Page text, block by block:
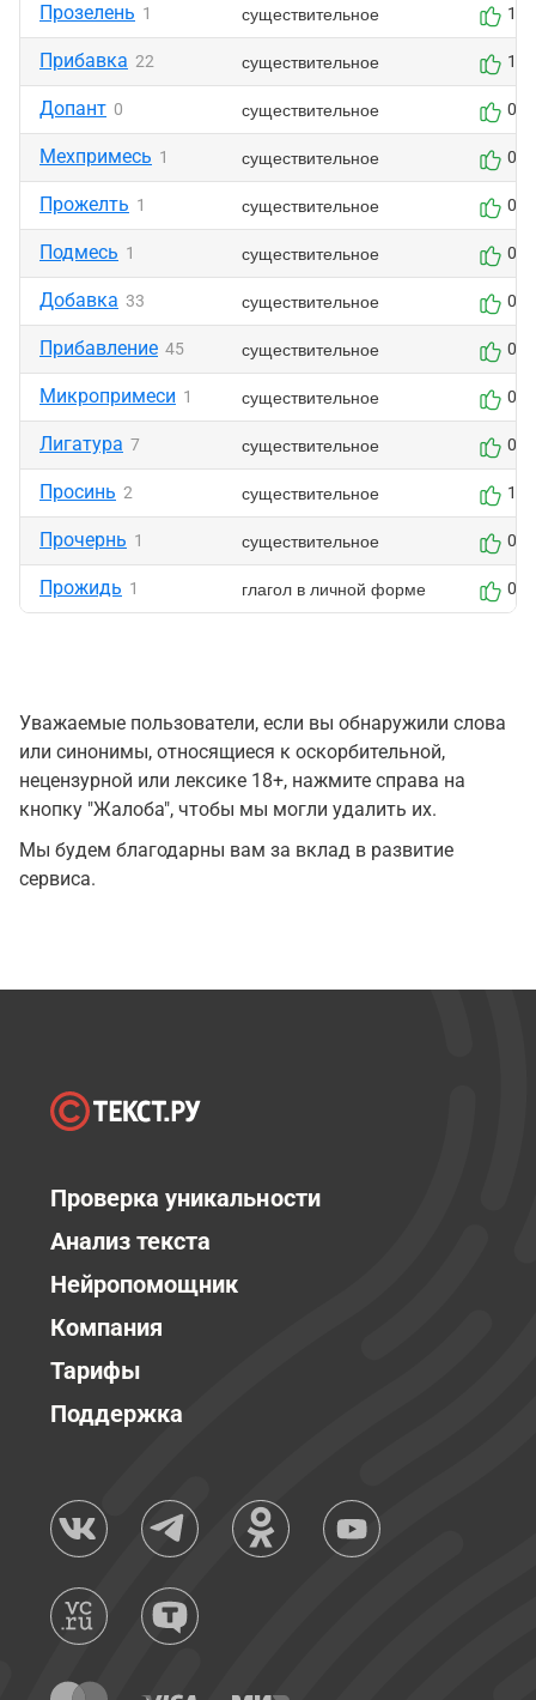
Прозелень 1 существительное 1
Прибавка 22 существительное 1
Допант 0 существительное 0
Мехпримесь 1 существительное 0
Прожелть 1 существительное 0
Подмесь 1 существительное 0
Добавка 33 существительное 0
Прибавление 45 существительное 0
Микропримеси 1 существительное 0
Лигатура 7 существительное 0
Просинь 2 существительное 1
Прочернь 1 существительное 0
Прожидь 1 глагол в личной форме 0
Уважаемые пользователи, если вы обнаружили слова
или синонимы, относящиеся к оскорбительной,
нецензурной или лексике 18+, нажмите справа на
кнопку "Жалоба", чтобы мы могли удалить их.
Мы будем благодарны вам за вклад в развитие
сервиса.
Проверка уникальности
Анализ текста
Нейропомощник
Компания
Тарифы
Поддержка